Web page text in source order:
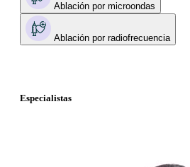
Ablación por microondas
Ablación por radiofrecuencia
Especialistas